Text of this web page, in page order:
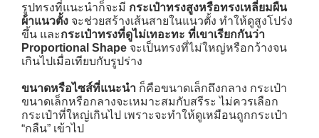
รูปทรงที่แนะนำก็จะมี กระเป๋าทรงสูงหรือทรงเหลี่ยมผืน
ผ้าแนวตั้ง จะช่วยสร้างเส้นสายในแนวตั้ง ทำให้ดูสูงโปร่ง
ขึ้น และกระเป๋าทรงที่ดูไม่เทอะทะ ที่เขาเรียกกันว่า
Proportional Shape จะเป็นทรงที่ไม่ใหญ่หรือกว้างจน
เกินไปเมื่อเทียบกับรูปร่าง
ขนาดหรือไซส์ที่แนะนำ ก็คือขนาดเล็กถึงกลาง กระเป๋า
ขนาดเล็กหรือกลางจะเหมาะสมกับสรีระ ไม่ควรเลือก
กระเป๋าที่ใหญ่เกินไป เพราะจะทำให้ดูเหมือนถูกกระเป๋า
“กลืน” เข้าไป